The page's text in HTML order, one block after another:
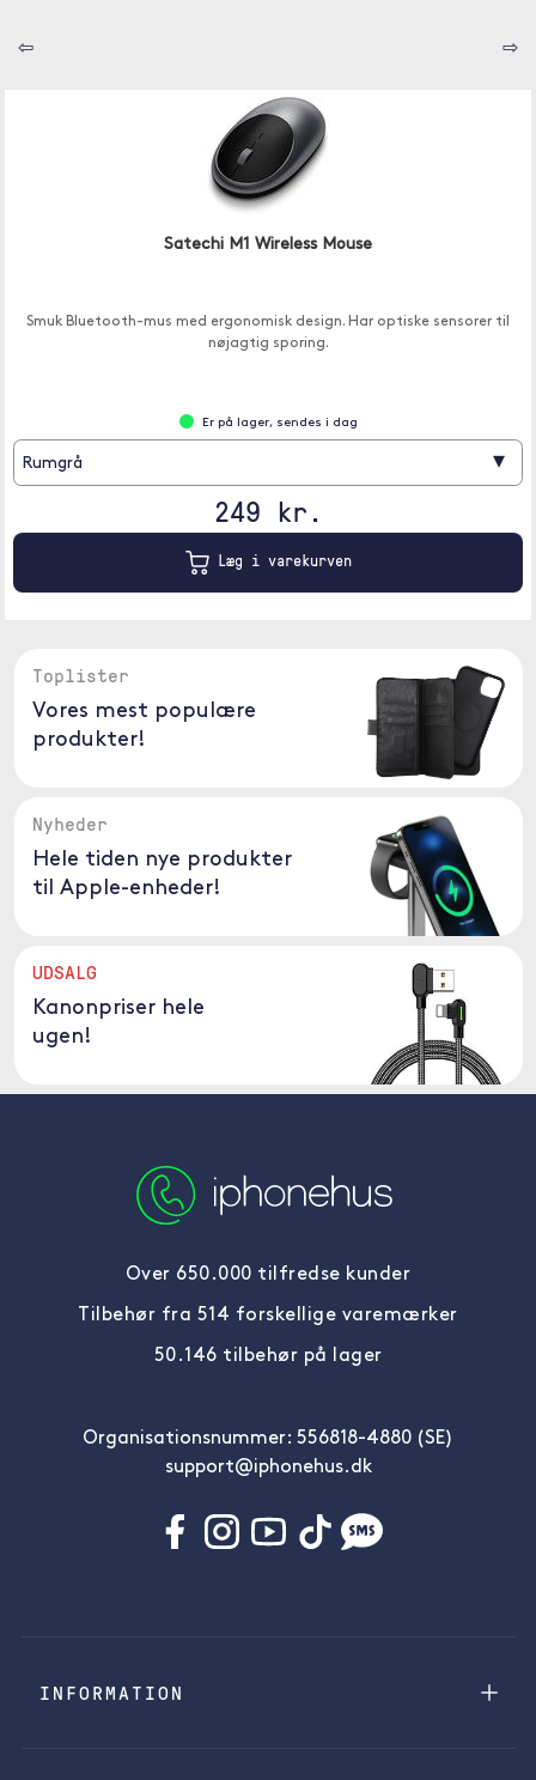
⇦ ⇨
Satechi M1 Wireless Mouse
Smuk Bluetooth-mus med ergonomisk design. Har optiske sensorer til
nøjagtig sporing.
Er på lager, sendes i dag
Rumgrå ▾
249 kr.
Læg i varekurven
Toplister
Vores mest populære
produkter!
Nyheder
Hele tiden nye produkter
til Apple-enheder!
UDSALG
Kanonpriser hele
ugen!
Over 650.000 tilfredse kunder
Tilbehør fra 514 forskellige varemærker
50.146 tilbehør på lager
Organisationsnummer: 556818-4880 (SE)
support@iphonehus.dk
INFORMATION